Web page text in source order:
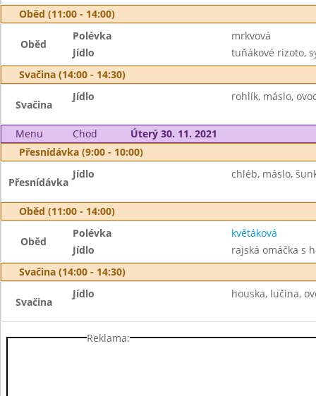
Oběd (11:00 - 14:00)
Oběd
Polévka
mrkvová
Jídlo
tuňákové rizoto,
Svačina (14:00 - 14:30)
Svačina
Jídlo rohlík, máslo,
Menu Chod
Úterý 30. 11. 2021
Přesnídávka (9:00 - 10:00)
Přesnídávka
Jídlo chléb, máslo,
Oběd (11:00 - 14:00)
Oběd
Polévka
květáková
Jídlo
rajská omáčka s
Svačina (14:00 - 14:30)
Svačina
Jídlo houska, lučina,
Reklama: